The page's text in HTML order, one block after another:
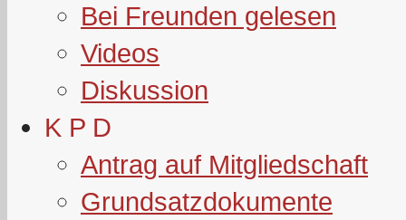
Bei Freunden gelesen
Videos
Diskussion
K P D
Antrag auf Mitgliedschaft
Grundsatzdokumente